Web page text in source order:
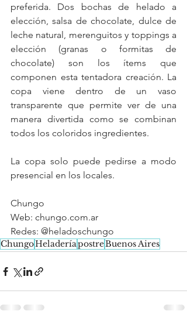
preferida. Dos bochas de helado a
elección, salsa de chocolate, dulce de
leche natural, merenguitos y toppings a
elección (granas o formitas de
chocolate) son los ítems que
componen esta tentadora creación. La
copa viene dentro de un vaso
transparente que permite ver de una
manera divertida como se combinan
todos los coloridos ingredientes.
La copa solo puede pedirse a modo
presencial en los locales.
Chungo
Web: chungo.com.ar
Redes: @heladoschungo
ChungoHeladeríapostreBuenos Aires